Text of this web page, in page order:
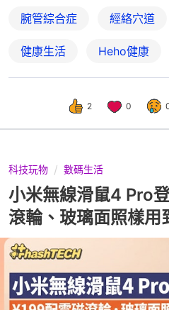
腕管綜合症 經絡穴道
健康生活 Heho健康
2 0
科技玩物 數碼生活
小米無線滑鼠4 Pro
滾輪、玻璃面照樣用